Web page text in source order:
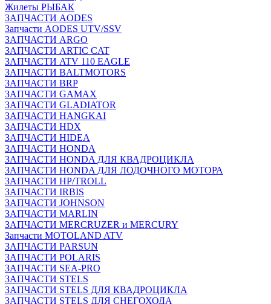
Жилеты РЫБАК
ЗАПЧАСТИ AODES
Запчасти AODES UTV/SSV
ЗАПЧАСТИ ARGO
ЗАПЧАСТИ ARTIC CAT
ЗАПЧАСТИ ATV 110 EAGLE
ЗАПЧАСТИ BALTMOTORS
ЗАПЧАСТИ BRP
ЗАПЧАСТИ GAMAX
ЗАПЧАСТИ GLADIATOR
ЗАПЧАСТИ HANGKAI
ЗАПЧАСТИ HDX
ЗАПЧАСТИ HIDEA
ЗАПЧАСТИ HONDA
ЗАПЧАСТИ HONDA ДЛЯ КВАДРОЦИКЛА
ЗАПЧАСТИ HONDA ДЛЯ ЛОДОЧНОГО МОТОРА
ЗАПЧАСТИ HP/TROLL
ЗАПЧАСТИ IRBIS
ЗАПЧАСТИ JOHNSON
ЗАПЧАСТИ MARLIN
ЗАПЧАСТИ MERCRUZER и MERCURY
Запчасти MOTOLAND ATV
ЗАПЧАСТИ PARSUN
ЗАПЧАСТИ POLARIS
ЗАПЧАСТИ SEA-PRO
ЗАПЧАСТИ STELS
ЗАПЧАСТИ STELS ДЛЯ КВАДРОЦИКЛА
ЗАПЧАСТИ STELS ДЛЯ СНЕГОХОДА